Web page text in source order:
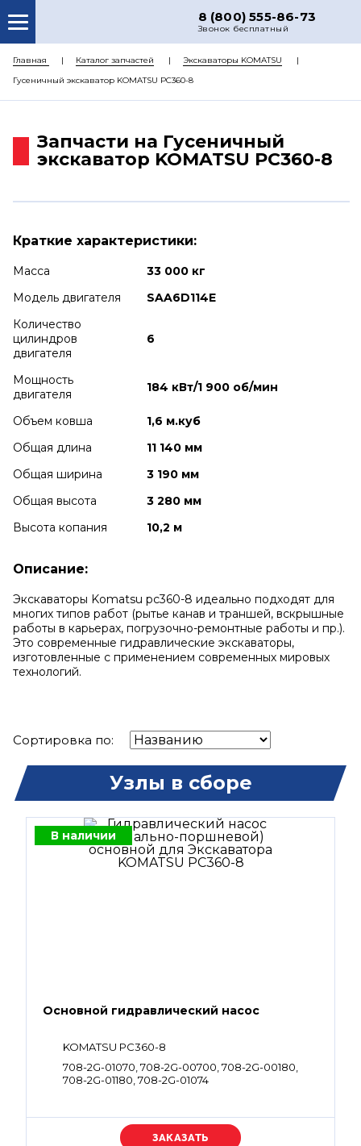
8 (800) 555-86-73
Звонок бесплатный
О НАС
КАТАЛОГ ЗАПЧАСТЕЙ
ДОСТАВКА
Главная Каталог запчастей
Экскаваторы KOMATSU
Гусеничный экскаватор KOMATSU PC360-8
Запчасти на Гусеничный
экскаватор KOMATSU PC360-8
Краткие характеристики:
Масса
33 000 кг
Модель двигателя
SAA6D114E
Количество
цилиндров
двигателя
6
Мощность
двигателя
184 кВт/1 900 об/мин
Объем ковша
1,6 м.куб
Общая длина
11 140 мм
Общая ширина
3 190 мм
Общая высота
3 280 мм
Высота копания
10,2 м
Описание:
Экскаваторы Komatsu pc360-8 идеально подходят для
многих типов работ (рытье канав и траншей, вскрышные
работы в карьерах, погрузочно-ремонтные работы и пр.).
Это современные гидравлические экскаваторы,
изготовленные с применением современных мировых
технологий.
Сортировка по:
Узлы в сборе
В наличии
Основной гидравлический насос
KOMATSU PC360-8
708-2G-01070, 708-2G-00700, 708-2G-00180,
708-2G-01180, 708-2G-01074
Уточняйте цену